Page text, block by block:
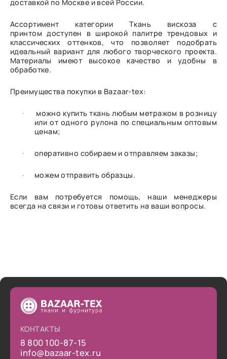
доставкой по Москве и всей России.
Ассортимент категории Ткань вискоза с
принтом доступен в широкой палитре трендовых и
классических оттенков, что позволяет подобрать
идеальный вариант для любого творческого проекта.
Материалы имеют высокое качество и удобны в
обработке.
Преимущества покупки в Bazaar-tex:
·
можно купить ткань любым метражом в розницу
или от одного рулона по специальным оптовым
ценам;
· оперативно собираем и отправляем заказы;
· можем отправить образцы.
Если вам потребуется помощь, наши менеджеры
всегда на связи и готовы ответить на ваши вопросы.
КОНТАКТЫ
8 800 100-87-15
info@bazaar-tex.ru